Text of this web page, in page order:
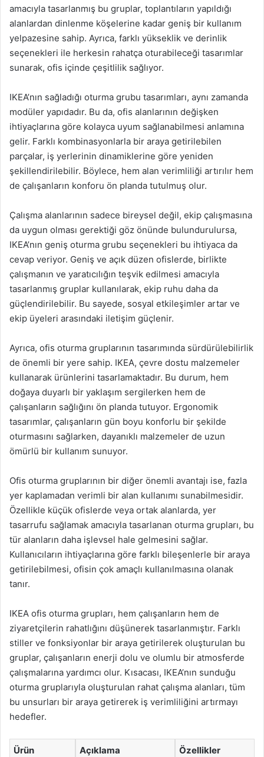
amacıyla tasarlanmış bu gruplar, toplantıların yapıldığı
alanlardan dinlenme köşelerine kadar geniş bir kullanım
yelpazesine sahip. Ayrıca, farklı yükseklik ve derinlik
seçenekleri ile herkesin rahatça oturabileceği tasarımlar
sunarak, ofis içinde çeşitlilik sağlıyor.
IKEA’nın sağladığı oturma grubu tasarımları, aynı zamanda
modüler yapıdadır. Bu da, ofis alanlarının değişken
ihtiyaçlarına göre kolayca uyum sağlanabilmesi anlamına
gelir. Farklı kombinasyonlarla bir araya getirilebilen
parçalar, iş yerlerinin dinamiklerine göre yeniden
şekillendirilebilir. Böylece, hem alan verimliliği artırılır hem
de çalışanların konforu ön planda tutulmuş olur.
Çalışma alanlarının sadece bireysel değil, ekip çalışmasına
da uygun olması gerektiği göz önünde bulundurulursa,
IKEA’nın geniş oturma grubu seçenekleri bu ihtiyaca da
cevap veriyor. Geniş ve açık düzen ofislerde, birlikte
çalışmanın ve yaratıcılığın teşvik edilmesi amacıyla
tasarlanmış gruplar kullanılarak, ekip ruhu daha da
güçlendirilebilir. Bu sayede, sosyal etkileşimler artar ve
ekip üyeleri arasındaki iletişim güçlenir.
Ayrıca, ofis oturma gruplarının tasarımında sürdürülebilirlik
de önemli bir yere sahip. IKEA, çevre dostu malzemeler
kullanarak ürünlerini tasarlamaktadır. Bu durum, hem
doğaya duyarlı bir yaklaşım sergilerken hem de
çalışanların sağlığını ön planda tutuyor. Ergonomik
tasarımlar, çalışanların gün boyu konforlu bir şekilde
oturmasını sağlarken, dayanıklı malzemeler de uzun
ömürlü bir kullanım sunuyor.
Ofis oturma gruplarının bir diğer önemli avantajı ise, fazla
yer kaplamadan verimli bir alan kullanımı sunabilmesidir.
Özellikle küçük ofislerde veya ortak alanlarda, yer
tasarrufu sağlamak amacıyla tasarlanan oturma grupları, bu
tür alanların daha işlevsel hale gelmesini sağlar.
Kullanıcıların ihtiyaçlarına göre farklı bileşenlerle bir araya
getirilebilmesi, ofisin çok amaçlı kullanılmasına olanak
tanır.
IKEA ofis oturma grupları, hem çalışanların hem de
ziyaretçilerin rahatlığını düşünerek tasarlanmıştır. Farklı
stiller ve fonksiyonlar bir araya getirilerek oluşturulan bu
gruplar, çalışanların enerji dolu ve olumlu bir atmosferde
çalışmalarına yardımcı olur. Kısacası, IKEA’nın sunduğu
oturma gruplarıyla oluşturulan rahat çalışma alanları, tüm
bu unsurları bir araya getirerek iş verimliliğini artırmayı
hedefler.
Ürün Açıklama Özellikler